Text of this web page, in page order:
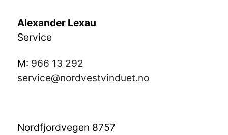
Alexander Lexau
Service
M: 966 13 292
service@nordvestvinduet.no
Nordfjordvegen 8757